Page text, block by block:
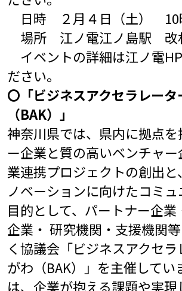
日時 ２月４日（土） 10
場所 江ノ電江ノ島駅 改
イベントの詳細は江ノ電
ださい。
〇「ビジネスアクセラレータ
（BAK）」
神奈川県では、県内に拠点
ー企業と質の高いベンチャ
業連携プロジェクトの創出と
ノベーションに向けたコミ
目的として、パートナー企業
企業・ 研究機関・支援機関
く協議会「ビジネスアクセ
がわ（BAK）」を主催してい
は、企業が抱える課題や実